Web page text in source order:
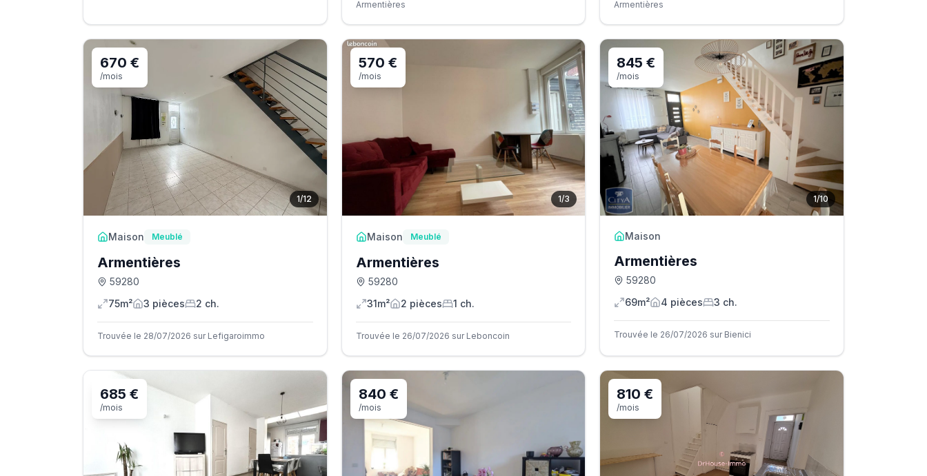
Armentières
Armentières
1/12
670 €
/mois
Maison Meublé
Armentières
59280
75m²
3 pièces 2 ch.
Trouvée le 28/07/2026 sur Lefigaroimmo
1/3
570 €
/mois
Maison Meublé
Armentières
59280
31m²
2 pièces 1 ch.
Trouvée le 26/07/2026 sur Leboncoin
1/10
845 €
/mois
Maison
Armentières
59280
69m²
4 pièces 3 ch.
Trouvée le 26/07/2026 sur Bienici
685 €
/mois
840 €
/mois
810 €
/mois